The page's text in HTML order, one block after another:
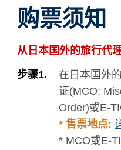
购票须知
从日本国外的旅行代
步骤1.
在日本国外
证(MCO:
Order)或E-
* 售票地点:
* MCO或E-